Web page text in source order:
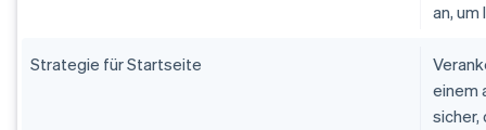
an,
Strategie für Startseite
einem
sicher,